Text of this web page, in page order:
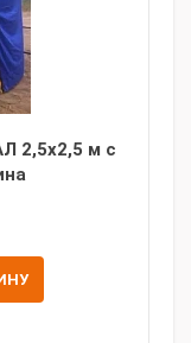
2,5x2,5 м с